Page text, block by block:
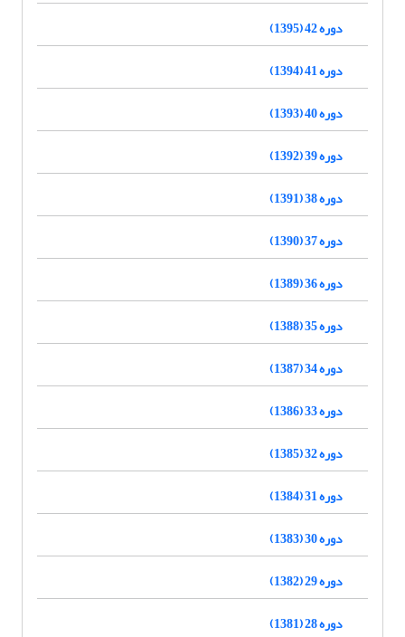
دوره 42 (1395)
دوره 41 (1394)
دوره 40 (1393)
دوره 39 (1392)
دوره 38 (1391)
دوره 37 (1390)
دوره 36 (1389)
دوره 35 (1388)
دوره 34 (1387)
دوره 33 (1386)
دوره 32 (1385)
دوره 31 (1384)
دوره 30 (1383)
دوره 29 (1382)
دوره 28 (1381)